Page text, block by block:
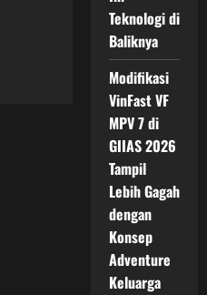
Teknologi di
Baliknya
Modifikasi
VinFast VF
MPV 7 di
GIIAS 2026
Tampil
Lebih Gagah
dengan
Konsep
Adventure
Keluarga